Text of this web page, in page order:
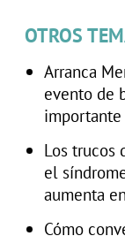
OTROS
Arranca
evento de
Los trucos
el
aumenta
Cómo